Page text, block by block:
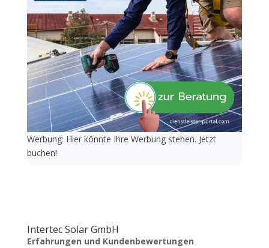
Werbung: Hier könnte Ihre Werbung stehen. Jetzt
buchen!
Intertec Solar GmbH
Erfahrungen und Kundenbewertungen